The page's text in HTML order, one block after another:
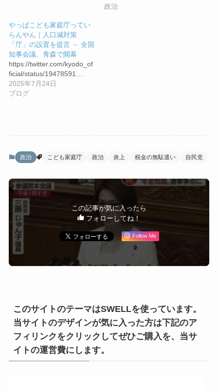
政治
やっぱこども家庭庁ってい
らんやん｜人口減対策
「庁」の設置を提言 － 全国
知事会議、青森で開幕
https://twitter.com/kyodo_of
ficial/status/19478591…
2025年7月24日
ブログ
政治 こども家庭庁 政治 炎上 税金の無駄遣い 自民党
この記事が気に入ったら
フォローしてね！
Follow Me
このサイトのテーマはSWELLを使っています。
当サイトのデザインが気に入った方は下記のア
フィリンクをクリックしてぜひご購入を、当サ
イトの運営費にします。